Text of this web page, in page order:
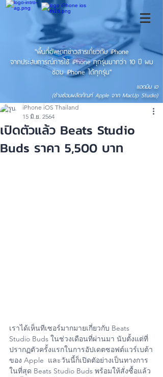
"พื้นที่อัพเดทข่าวสารเกี่ยวกับ iPhone
จากประสบการณ์การใช้ iPhone ทุกรุ่นมากว่า 10 ปี ผม
ซ่อม iPhone ได้ทุกรุ่น"
แอดมิน เอ
(ช่างซ่อมผลิตภัณฑ์ Apple จาก MacUp Studio)
เปิดตัวแล้ว Beats Studio
Buds ราคา 5,500 บาท
iPhone iOS Thailand
15 มิ.ย. 2564
เราได้เห็นทีเซอร์มากมายเกี่ยวกับ Beats
Studio Buds ในช่วงเดือนที่ผ่านมา นับตั้งแต่ที่
ปรากฏตัวครั้งแรกในการอัปเดตซอฟต์แวร์เบต้า
ของ Apple  และวันนี้ก็เปิดตัอย่างเป็นทางการ
ในที่สุด Beats Studio Buds พร้อมให้สั่งซื้อแล้ว